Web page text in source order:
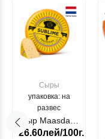
Сыры
упаковка: на
развес
Сыр Maasdam
Sublime Cow
26.60лей/100г.